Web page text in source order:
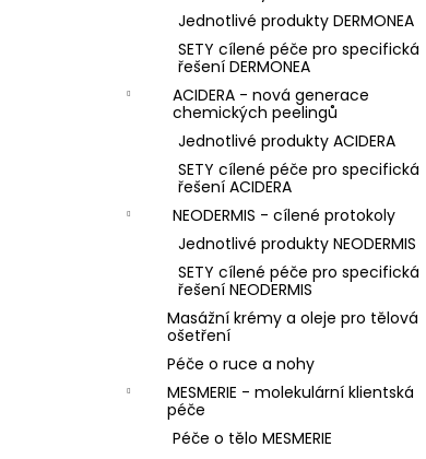
Jednotlivé produkty DERMONEA
SETY cílené péče pro specifická
řešení DERMONEA
ACIDERA - nová generace
chemických peelingů
Jednotlivé produkty ACIDERA
SETY cílené péče pro specifická
řešení ACIDERA
NEODERMIS - cílené protokoly
Jednotlivé produkty NEODERMIS
SETY cílené péče pro specifická
řešení NEODERMIS
Masážní krémy a oleje pro tělová
ošetření
Péče o ruce a nohy
MESMERIE - molekulární klientská
péče
Péče o tělo MESMERIE